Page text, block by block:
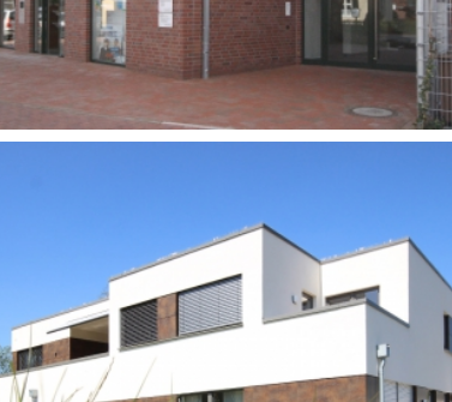
MEHRFAMILIENHAUSES MIT
VIER GARAGEN